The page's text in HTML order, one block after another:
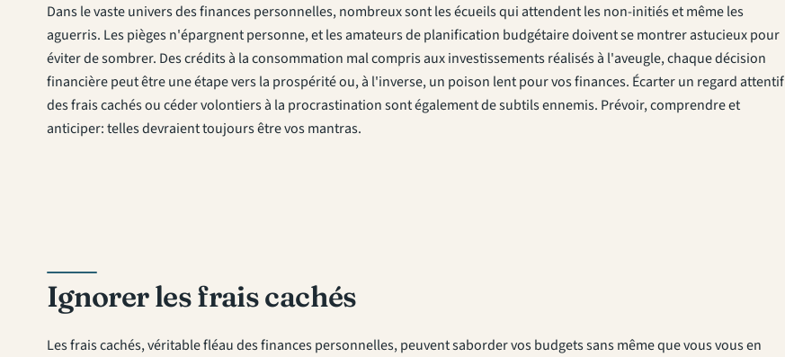
Dans le vaste univers des finances personnelles, nombreux sont les écueils qui attendent les non-initiés et même les
aguerris. Les pièges n'épargnent personne, et les amateurs de planification budgétaire doivent se montrer astucieux pour
éviter de sombrer. Des crédits à la consommation mal compris aux investissements réalisés à l'aveugle, chaque décision
financière peut être une étape vers la prospérité ou, à l'inverse, un poison lent pour vos finances. Écarter un regard attentif
des frais cachés ou céder volontiers à la procrastination sont également de subtils ennemis. Prévoir, comprendre et
anticiper: telles devraient toujours être vos mantras.
Ignorer les frais cachés
Les frais cachés, véritable fléau des finances personnelles, peuvent saborder vos budgets sans même que vous vous en